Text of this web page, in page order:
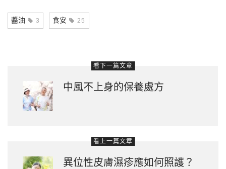
醬油 3 食安 25
看下一篇文章
中風不上身的保養處方
看上一篇文章
異位性皮膚濕疹應如何照護？